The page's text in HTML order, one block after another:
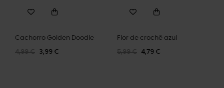
Cachorro Golden Doodle
4,99 € 3,99 €
Flor de crochê azul
5,99 € 4,79 €